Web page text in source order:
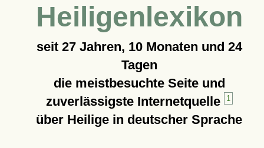
Heiligenlexikon
seit 27 Jahren, 10 Monaten und 24
Tagen
die meistbesuchte Seite und
zuverlässigste Internetquelle
1
über Heilige in deutscher Sprache